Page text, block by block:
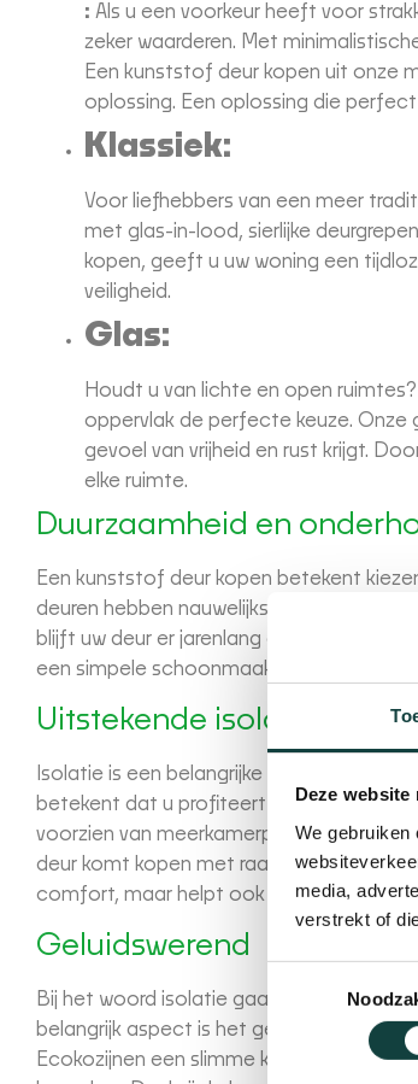
Deze
We gebruiken
media,
verstrekt of
: Als u een voorkeur heeft voor
zeker waarderen. Met
Een kunststof deur kopen uit onze
oplossing. Een oplossing die
Klassiek:
Voor liefhebbers van een meer
met glas-in-lood, sierlijke
kopen, geeft u uw woning een
veiligheid.
Glas:
Houdt u van lichte en open
oppervlak de perfecte keuze. Onze
gevoel van vrijheid en rust krijgt.
elke ruimte.
Duurzaamheid en
Een kunststof deur kopen betekent
deuren hebben nauwelijks onderhoud
blijft uw deur er jarenlang als nieuw
een simpele schoonmaakbeurt met wat
Uitstekende isolatie
Isolatie is een belangrijke overweging bij
betekent dat u profiteert van de
voorzien van meerkamerprofielen, die
deur komt kopen met raamwerk erin,
comfort, maar helpt ook uw
Geluidswerend
Bij het woord isolatie gaan de gedachten
belangrijk aspect is het geluid. Wanneer
Ecokozijnen een slimme keuze. Onze